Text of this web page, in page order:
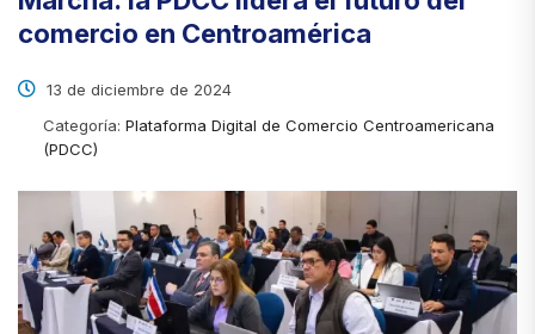
comercio en Centroamérica
13 de diciembre de 2024
Categoría: Plataforma Digital de Comercio Centroamericana
(PDCC)